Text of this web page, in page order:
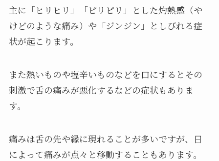
主に「ヒリヒリ」「ピリピリ」とした灼熱感（や
けどのような痛み）や「ジンジン」としびれる症
状が起こります。
また熱いものや塩辛いものなどを口にするとその
刺激で舌の痛みが悪化するなどの症状もありま
す。
痛みは舌の先や縁に現れることが多いですが、日
によって痛みが点々と移動することもあります。